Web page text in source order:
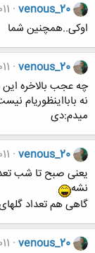
venous_20
اوکی..همچنین شما
venous_20
چه عجب بالاخره این
نه بابااینظوریام
میدم:دی
venous_20
یعنی صبح تا شب
نشه
گاهی هم تعداد
venous_20